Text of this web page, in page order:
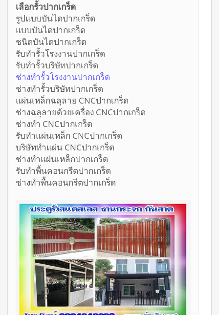
เลือกรั้วปากเกร็ด
รูปแบบบันไดปากเกร็ด
แบบบันไดปากเกร็ด
ชนิดบันไดปากเกร็ด
รับทำรั้วโรงงานปากเกร็ด
รับทำรั้วบริษัทปากเกร็ด
ช่างทำรั้วโรงงานปากเกร็ด
ช่างทำรั้วบริษัทปากเกร็ด
แผ่นเหล็กฉลุลาย CNCปากเกร็ด
ช่างฉลุลายด้วยเครื่อง CNCปากเกร็ด
ช่างทำ CNCปากเกร็ด
รับทำแผ่นเหล็ก CNCปากเกร็ด
บริษัททำแผ่น CNCปากเกร็ด
ช่างทำแผ่นเหล็กปากเกร็ด
รับทำพื้นคอนกรีตปากเกร็ด
ช่างทำพื้นคอนกรีตปากเกร็ด